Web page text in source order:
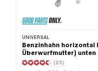
UNIVERSAL
Benzinhahn horizontal
Überwurfmutter) unten
(25)